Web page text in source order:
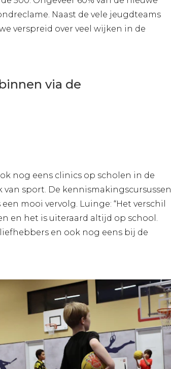
Naast de vele jeugdteams
verspreid over veel wijken in de
via de
nog eens clinics op scholen in de
sport. De kennismakingscursussen
mooi vervolg. Luinge: “Het verschil
en het is uiteraard altijd op school.
en ook nog eens bij de